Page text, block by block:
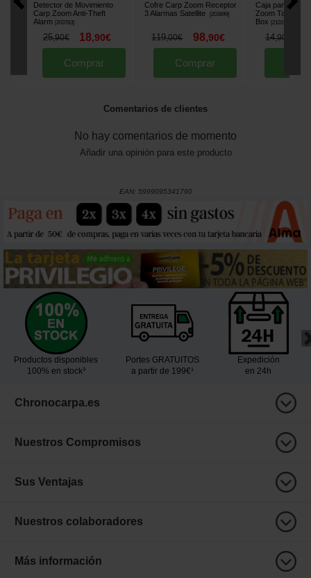
Detector de Movimiento
Carp Zoom Anti-Theft
Alarm [203783]
25,90€ 18,90€
Comprar
Cofre Carp Zoom Receptor
3 Alarmas Satellite
[203899]
119,00€ 98,90€
Comprar
Caja para
Zoom Tackle
Box
[210154
14,90
Comentarios de clientes
No hay comentarios de momento
Añadir una opinión para este producto
EAN: 5999095341790
Productos disponibles
100% en stock³
Portes GRATUITOS
a partir de 199€¹
Expedición
en 24h
Chronocarpa.es
Nuestros Compromisos
Sus Ventajas
Nuestros colaboradores
Más información